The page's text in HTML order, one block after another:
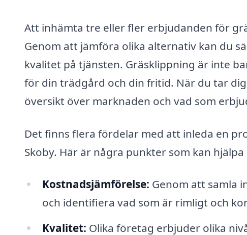
Att inhämta tre eller fler erbjudanden för
Genom att jämföra olika alternativ kan du
kvalitet på tjänsten. Gräsklippning är inte
för din trädgård och din fritid. När du tar
översikt över marknaden och vad som
Det finns flera fördelar med att inleda en
Skoby. Här är några punkter som kan
Kostnadsjämförelse: Genom att samla
och identifiera vad som är rimligt och
Kvalitet: Olika företag erbjuder olika